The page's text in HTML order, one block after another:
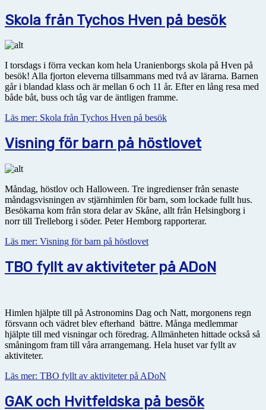
Skola från Tychos Hven på besök
I torsdags i förra veckan kom hela Uranienborgs skola på Hven på
besök! Alla fjorton eleverna tillsammans med två av lärarna. Barnen
går i blandad klass och är mellan 6 och 11 år. Efter en lång resa med
både båt, buss och tåg var de äntligen framme.
Läs mer: Skola från Tychos Hven på besök
Visning för barn på höstlovet
Måndag, höstlov och Halloween. Tre ingredienser från senaste
måndagsvisningen av stjärnhimlen för barn, som lockade fullt hus.
Besökarna kom från stora delar av Skåne, allt från Helsingborg i
norr till Trelleborg i söder. Peter Hemborg rapporterar.
Läs mer: Visning för barn på höstlovet
TBO fyllt av aktiviteter på ADoN
Himlen hjälpte till på Astronomins Dag och Natt, morgonens regn
försvann och vädret blev efterhand bättre. Många medlemmar
hjälpte till med visningar och föredrag. Allmänheten hittade också så
småningom fram till våra arrangemang. Hela huset var fyllt av
aktiviteter.
Läs mer: TBO fyllt av aktiviteter på ADoN
GAK och Hvitfeldska på besök